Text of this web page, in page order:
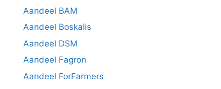
Aandeel BAM
Aandeel Boskalis
Aandeel DSM
Aandeel Fagron
Aandeel ForFarmers